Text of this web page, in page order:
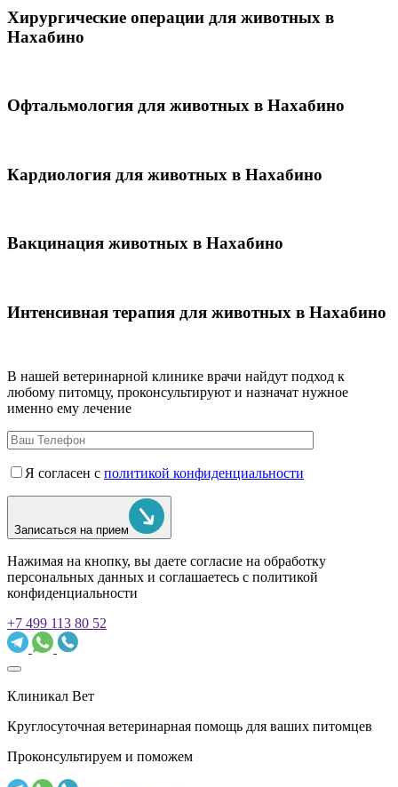
Хирургические операции для животных в
Нахабино
Офтальмология для животных в Нахабино
Кардиология для животных в Нахабино
Вакцинация животных в Нахабино
Интенсивная терапия для животных в Нахабино
В нашей ветеринарной клинике врачи найдут подход к
любому питомцу, проконсультируют и назначат нужное
именно ему лечение
Я согласен с политикой конфиденциальности
Записаться на прием
Нажимая на кнопку, вы даете согласие на обработку
персональных данных и соглашаетесь c политикой
конфиденциальности
+7 499 113 80 52
Клиникал Вет
Круглосуточная ветеринарная помощь для ваших питомцев
Проконсультируем и поможем